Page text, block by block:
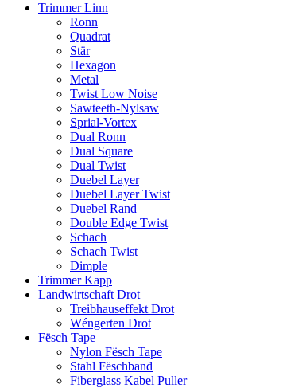
Trimmer Linn
Ronn
Quadrat
Stär
Hexagon
Metal
Twist Low Noise
Sawteeth-Nylsaw
Sprial-Vortex
Dual Ronn
Dual Square
Dual Twist
Duebel Layer
Duebel Layer Twist
Duebel Rand
Double Edge Twist
Schach
Schach Twist
Dimple
Trimmer Kapp
Landwirtschaft Drot
Treibhauseffekt Drot
Wéngerten Drot
Fësch Tape
Nylon Fësch Tape
Stahl Fëschband
Fiberglass Kabel Puller